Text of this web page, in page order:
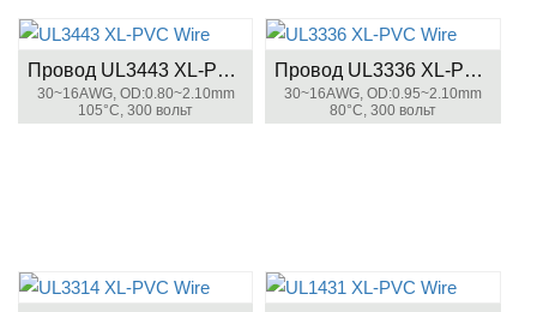
Провод UL3443 XL-PVC
30~16AWG, OD:0.80~2.10mm
105°C, 300 вольт
Провод UL3336 XL-PVC
30~16AWG, OD:0.95~2.10mm
80°C, 300 вольт